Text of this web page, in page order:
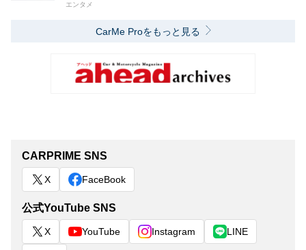
エンタメ
CarMe Proをもっと見る
CARPRIME SNS
X FaceBook
公式YouTube SNS
X YouTube Instagram LINE